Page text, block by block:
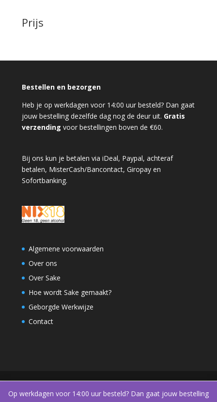
Prijs
Bestellen en bezorgen
Heb je op werkdagen voor 14:00 uur besteld? Dan gaat
jouw bestelling dezelfde dag nog de deur uit. Gratis
verzending voor bestellingen boven de €60.
Bij ons kun je betalen via iDeal, Paypal, achteraf
betalen, MisterCash/Bancontact, Giropay en
Sofortbanking.
Algemene voorwaarden
Over ons
Over Sake
Hoe wordt Sake gemaakt?
Geborgde Werkwijze
Contact
Op werkdagen voor 14:00 uur besteld? Dan gaat jouw bestelling